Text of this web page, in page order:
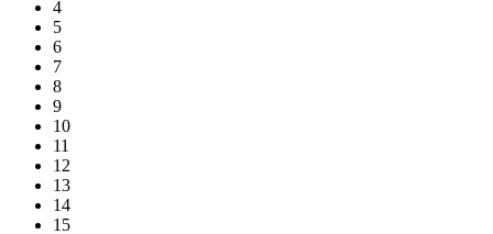
4
5
6
7
8
9
10
11
12
13
14
15